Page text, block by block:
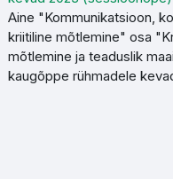
Aine "Kommunikatsioon,
kriitiline mõtlemine" osa
mõtlemine ja teaduslik
kaugõppe rühmadele